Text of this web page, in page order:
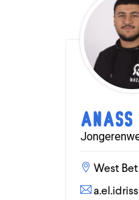
Anass
West